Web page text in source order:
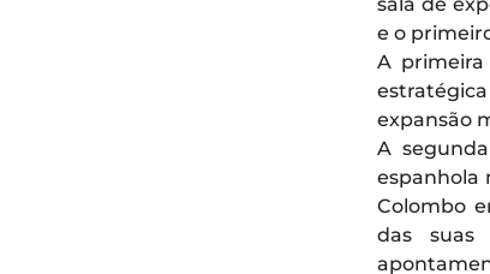
e o
A primeira
expansão
A
espanhola
Colombo
das suas